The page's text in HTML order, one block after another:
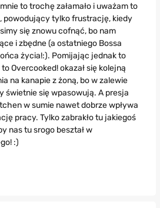
to trochę załamało i uważam to
powodujący tylko frustrację, kiedy
się znowu cofnąć, bo nam
i zbędne (a ostatniego Bossa
życia!:). Pomijając jednak to
Overcooked! okazał się kolejną
na kanapie z żoną, bo w zalewie
świetnie się wpasowują. A presja
w sumie nawet dobrze wpływa
pracy. Tylko zabrakło tu jakiegoś
nas tu srogo beształ w
:)